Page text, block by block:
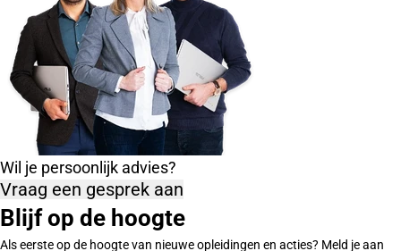
Wil je persoonlijk advies?
Vraag een gesprek aan
Blijf op de hoogte
Als eerste op de hoogte van nieuwe opleidingen en acties? Meld je aan